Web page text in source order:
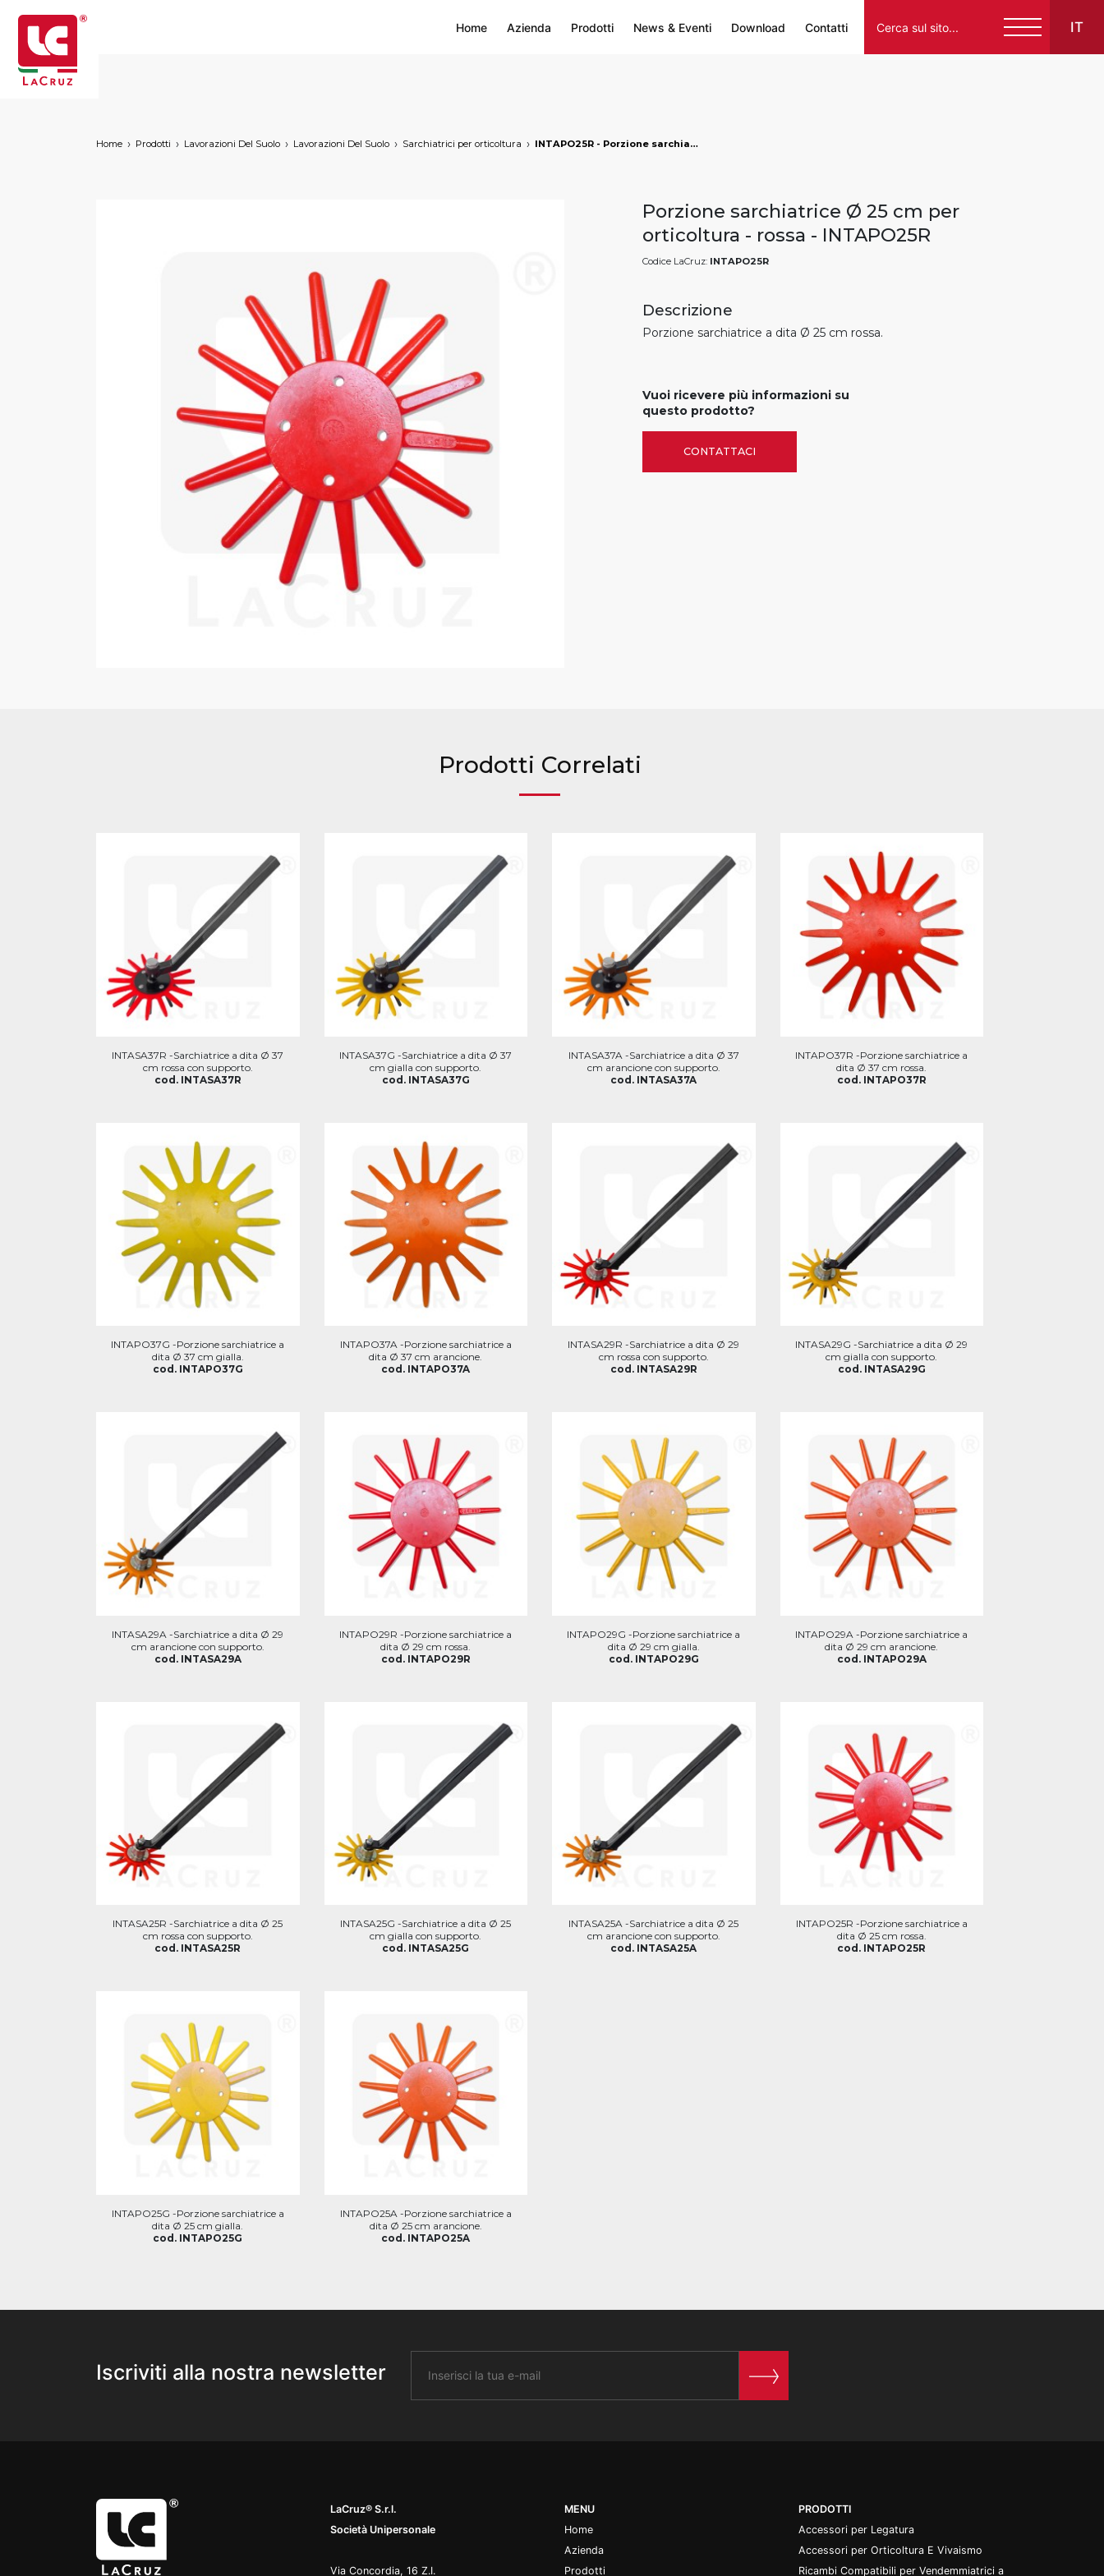
Home Azienda Prodotti News & Eventi Download Contatti IT
Home Prodotti Lavorazioni Del Suolo Lavorazioni Del Suolo Sarchiatrici per orticoltura INTAPO25R - Porzione sarchiatrice Ø 25 cm per orticoltura - rossa, markets: []string{"A", "B", "AU"}
Porzione sarchiatrice Ø 25 cm per
orticoltura - rossa - INTAPO25R
Codice LaCruz: INTAPO25R
Descrizione
Porzione sarchiatrice a dita Ø 25 cm rossa.
Vuoi ricevere più informazioni su
questo prodotto?
CONTATTACI
Prodotti Correlati
INTASA37R -Sarchiatrice a dita Ø 37
cm rossa con supporto.
cod. INTASA37R
INTASA37G -Sarchiatrice a dita Ø 37
cm gialla con supporto.
cod. INTASA37G
INTASA37A -Sarchiatrice a dita Ø 37
cm arancione con supporto.
cod. INTASA37A
INTAPO37R -Porzione sarchiatrice a
dita Ø 37 cm rossa.
cod. INTAPO37R
INTAPO37G -Porzione sarchiatrice a
dita Ø 37 cm gialla.
cod. INTAPO37G
INTAPO37A -Porzione sarchiatrice a
dita Ø 37 cm arancione.
cod. INTAPO37A
INTASA29R -Sarchiatrice a dita Ø 29
cm rossa con supporto.
cod. INTASA29R
INTASA29G -Sarchiatrice a dita Ø 29
cm gialla con supporto.
cod. INTASA29G
INTASA29A -Sarchiatrice a dita Ø 29
cm arancione con supporto.
cod. INTASA29A
INTAPO29R -Porzione sarchiatrice a
dita Ø 29 cm rossa.
cod. INTAPO29R
INTAPO29G -Porzione sarchiatrice a
dita Ø 29 cm gialla.
cod. INTAPO29G
INTAPO29A -Porzione sarchiatrice a
dita Ø 29 cm arancione.
cod. INTAPO29A
INTASA25R -Sarchiatrice a dita Ø 25
cm rossa con supporto.
cod. INTASA25R
INTASA25G -Sarchiatrice a dita Ø 25
cm gialla con supporto.
cod. INTASA25G
INTASA25A -Sarchiatrice a dita Ø 25
cm arancione con supporto.
cod. INTASA25A
INTAPO25R -Porzione sarchiatrice a
dita Ø 25 cm rossa.
cod. INTAPO25R
INTAPO25G -Porzione sarchiatrice a
dita Ø 25 cm gialla.
cod. INTAPO25G
INTAPO25A -Porzione sarchiatrice a
dita Ø 25 cm arancione.
cod. INTAPO25A
Iscriviti alla nostra newsletter
LaCruz® S.r.l.
Società Unipersonale
Via Concordia, 16 Z.I.
MENU
Home
Azienda
Prodotti
PRODOTTI
Accessori per Legatura
Accessori per Orticoltura E Vivaismo
Ricambi Compatibili per Vendemmiatrici a